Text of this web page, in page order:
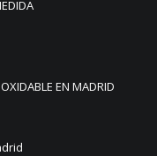
EN MADRID